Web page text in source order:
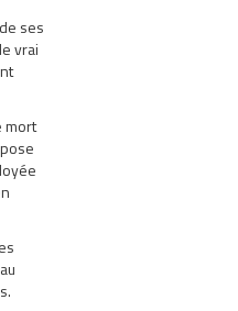
ses
vrai
mort